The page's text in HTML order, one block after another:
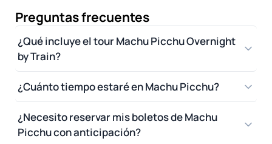
(cantimplora)
y celulares
Artículos médicos o
personales
Preguntas frecuentes
¿Qué incluye el tour Machu Picchu Overnight
by Train?
¿Cuánto tiempo estaré en Machu Picchu?
¿Necesito reservar mis boletos de Machu
Picchu con anticipación?